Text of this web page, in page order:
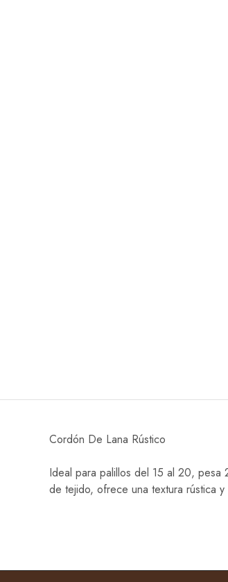
Cordón De Lana Rústico
Ideal para palillos del 15 al 20, pesa
de tejido, ofrece una textura rústica